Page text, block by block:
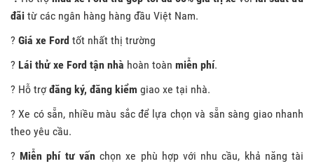
đãi từ các ngân hàng hàng đầu Việt Nam.
? Giá xe Ford tốt nhất thị trường
? Lái thử xe Ford tận nhà hoàn toàn miễn phí.
? Hỗ trợ đăng ký, đăng kiểm giao xe tại nhà.
? Xe có sẵn, nhiều màu sắc để lựa chọn và sẵn sàng giao nhanh
theo yêu cầu.
? Miễn phí tư vấn chọn xe phù hợp với nhu cầu, khả năng tài